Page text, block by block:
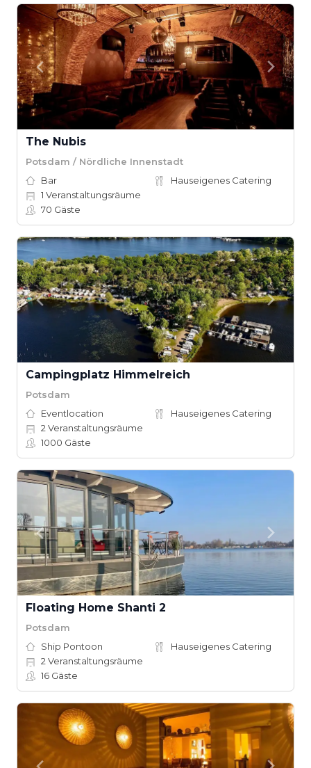
The Nubis
Potsdam / Nördliche Innenstadt
Bar
Hauseigenes Catering
1 Veranstaltungsräume
70 Gäste
Campingplatz Himmelreich
Potsdam
Eventlocation
Hauseigenes Catering
2 Veranstaltungsräume
1000 Gäste
Floating Home Shanti 2
Potsdam
Ship Pontoon
Hauseigenes Catering
2 Veranstaltungsräume
16 Gäste